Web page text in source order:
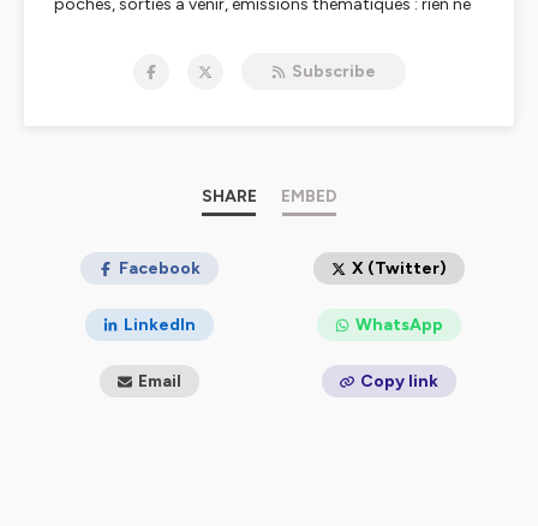
poches, sorties à venir, émissions thématiques : rien ne
somme d'argent tous les mois :
https://fr.tipeee.com/bibliomaniacs/
Hébergé par Ausha. Visitez
ausha.co/politique-de-
confidentialitepour plus d'informations.
Subscribe
SHARE EMBED
Facebook X (Twitter)
LinkedIn WhatsApp
Email Copy link